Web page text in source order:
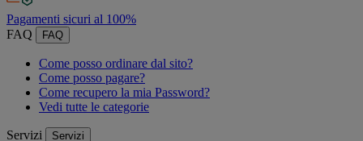
Pagamenti sicuri al 100%
FAQ
FAQ
Come posso ordinare dal sito?
Come posso pagare?
Come recupero la mia Password?
Vedi tutte le categorie
Servizi Servizi